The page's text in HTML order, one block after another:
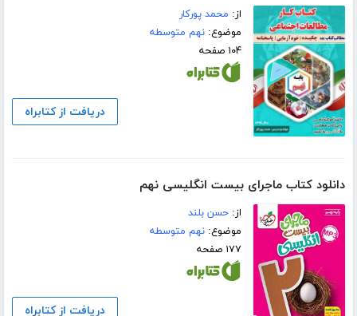
از: محمد پورکار
موضوع:نهم متوسطه
۱۰۴ صفحه
دریافت از کتابراه
دانلود کتاب ماجرای بیست انگلیسی نهم
از:حسن بلند
موضوع:نهم متوسطه
۱۷۷ صفحه
دریافت از کتابراه